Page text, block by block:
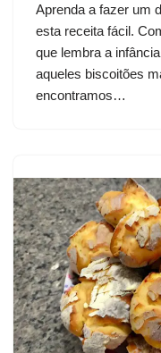
Aprenda a fazer um
esta receita fácil.
que lembra a
aqueles biscoitões
encontramos…